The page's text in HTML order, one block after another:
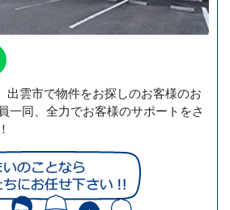
雲市で物件をお探しのお客様のお
一同、全力でお客様のサポートをさ